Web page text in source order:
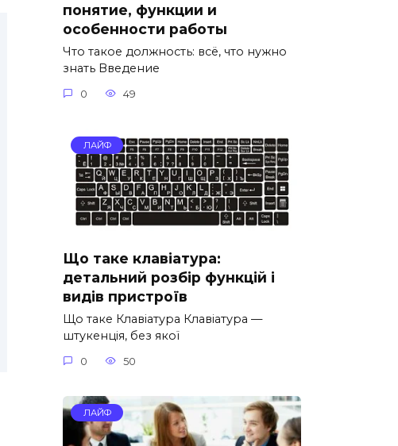
понятие, функции и
особенности работы
Что такое должность: всё, что нужно
знать Введение
0 49
ЛАЙФ
Що таке клавіатура:
детальний розбір функцій і
видів пристроїв
Що таке Клавіатура Клавіатура —
штукенція, без якої
0 50
ЛАЙФ